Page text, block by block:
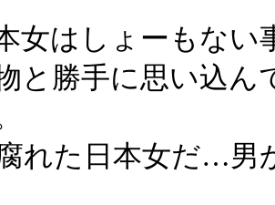
女はしょーもな
と勝手に思い込
れた日本女だ…男